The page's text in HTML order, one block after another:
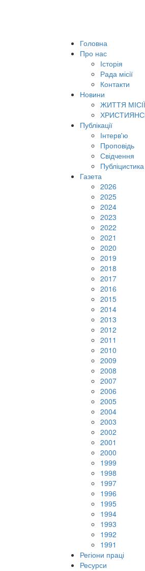
Головна
Про нас
Історія
Рада місії
Контакти
Новини
ЖИТТЯ МІСІЇ
Публікації
Інтерв'ю
Проповідь
Свідчення
Публіцистика
Газета
2026
2025
2024
2023
2022
2021
2020
2019
2018
2017
2016
2015
2014
2013
2012
2011
2010
2009
2008
2007
2006
2005
2004
2003
2002
2001
2000
1999
1998
1997
1996
1995
1994
1993
1992
1991
Регіони праці
Ресурси